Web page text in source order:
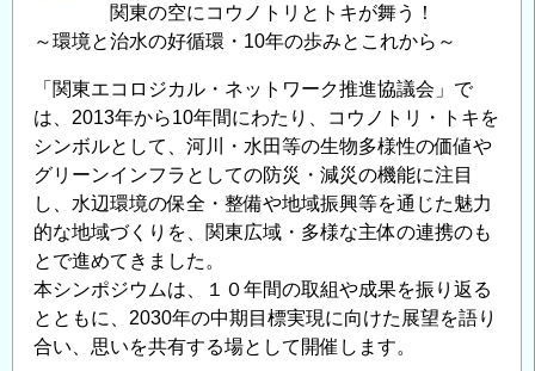
緑
化
技
術
コ
ク
ー
ル）
募
集
関東の空にコウノトリとトキが舞う！
～環境と治水の好循環・10年の歩みとこれから～
「関東エコロジカル・ネットワーク推進協議会」で
は、2013年から10年間にわたり、コウノトリ・トキを
シンボルとして、河川・水田等の生物多様性の価値や
グリーンインフラとしての防災・減災の機能に注目
し、水辺環境の保全・整備や地域振興等を通じた魅力
的な地域づくりを、関東広域・多様な主体の連携のも
とで進めてきました。
本シンポジウムは、１０年間の取組や成果を振り返る
とともに、2030年の中期目標実現に向けた展望を語り
合い、思いを共有する場として開催します。